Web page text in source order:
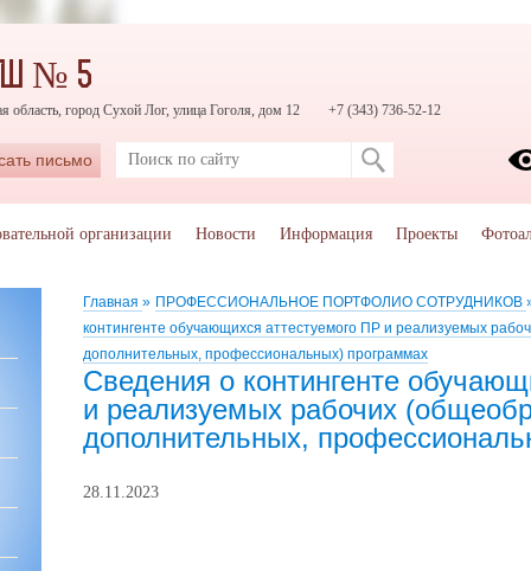
Главная » ПРОФЕССИОНАЛЬНОЕ ПОРТФОЛИО СОТРУДНИКОВ
контингенте обучающихся аттестуемого ПР и реализуемых
дополнительных, профессиональных) программах
Сведения о контингенте
и реализуемых рабочих
дополнительных,
28.11.2023
№ 5
область, город Сухой Лог, улица Гоголя, дом 12 +7 (343) 736-52-12
письмо
организации Новости Информация Проекты